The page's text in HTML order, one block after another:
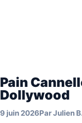
Pain
Dollywood
9 juin 2026ParJulien B.